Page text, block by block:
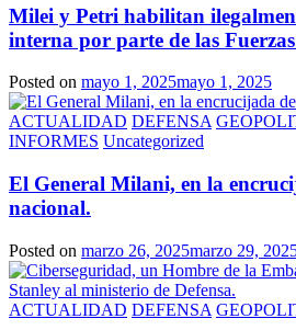
Milei y Petri habilitan
interna por parte de las
Posted on mayo 1, 2025mayo 1, 2025
ACTUALIDAD DEFENSA
INFORMES Uncategorized
El General Milani, en la
nacional.
Posted on marzo 26, 2025marzo 29,
ACTUALIDAD DEFENSA